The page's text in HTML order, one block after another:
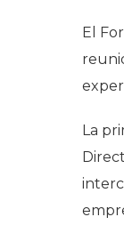
El
La